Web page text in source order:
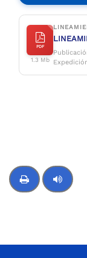
PDF
1.3 Mb